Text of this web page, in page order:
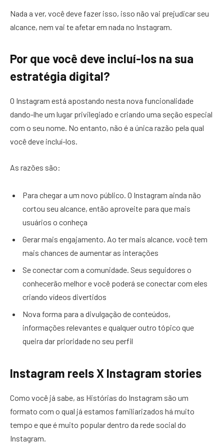
Nada a ver, você deve fazer isso, isso não vai prejudicar seu
alcance, nem vai te afetar em nada no Instagram.
Por que você deve incluí-los na sua
estratégia digital?
O Instagram está apostando nesta nova funcionalidade
dando-lhe um lugar privilegiado e criando uma seção especial
com o seu nome. No entanto, não é a única razão pela qual
você deve incluí-los.
As razões são:
Para chegar a um novo público. O Instagram ainda não
cortou seu alcance, então aproveite para que mais
usuários o conheça
Gerar mais engajamento. Ao ter mais alcance, você tem
mais chances de aumentar as interações
Se conectar com a comunidade. Seus seguidores o
conhecerão melhor e você poderá se conectar com eles
criando vídeos divertidos
Nova forma para a divulgação de conteúdos,
informações relevantes e qualquer outro tópico que
queira dar prioridade no seu perfil
Instagram reels X Instagram stories
Como você já sabe, as Histórias do Instagram são um
formato com o qual já estamos familiarizados há muito
tempo e que é muito popular dentro da rede social do
Instagram.